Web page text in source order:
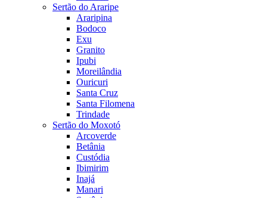
Sertão do Araripe
Araripina
Bodoco
Exu
Granito
Ipubi
Moreilândia
Ouricuri
Santa Cruz
Santa Filomena
Trindade
Sertão do Moxotó
Arcoverde
Betânia
Custódia
Ibimirim
Inajá
Manari